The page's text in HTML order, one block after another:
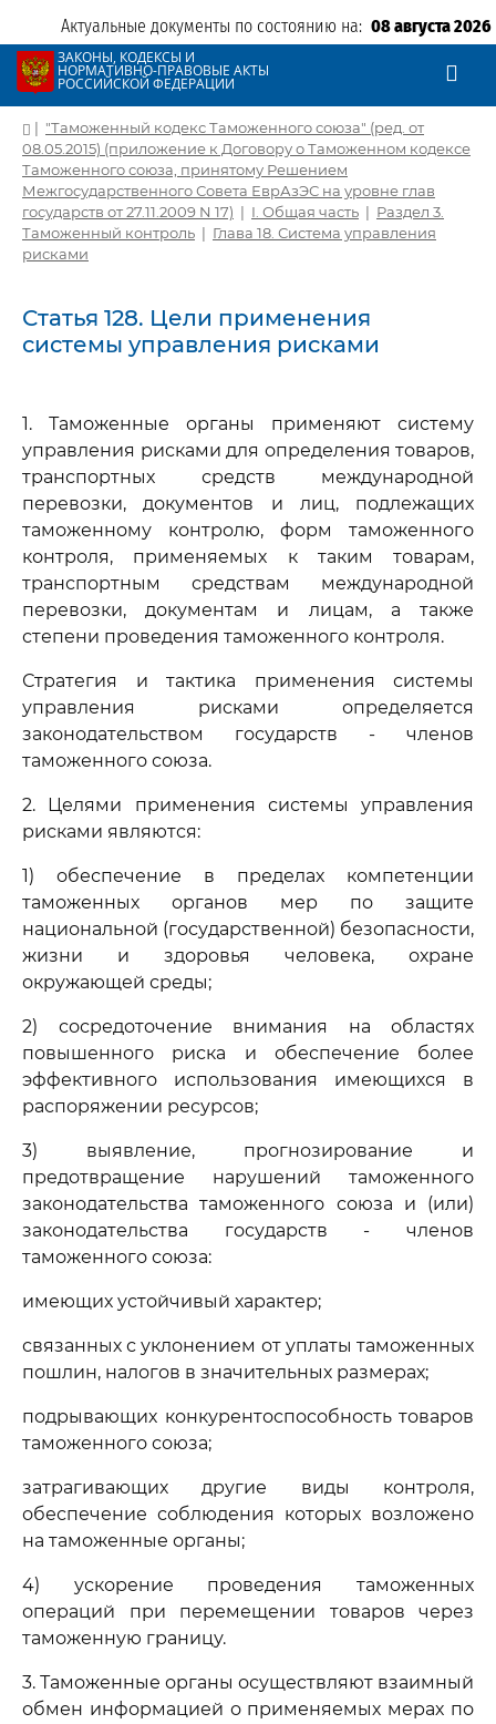
Актуальные документы по состоянию на: 08 августа 2026
ЗАКОНЫ, КОДЕКСЫ И
НОРМАТИВНО-ПРАВОВЫЕ АКТЫ
РОССИЙСКОЙ ФЕДЕРАЦИИ
| "Таможенный кодекс Таможенного союза" (ред. от
08.05.2015) (приложение к Договору о Таможенном кодексе
Таможенного союза, принятому Решением
Межгосударственного Совета ЕврАзЭС на уровне глав
государств от 27.11.2009 N 17) | I. Общая часть | Раздел 3.
Таможенный контроль | Глава 18. Система управления
рисками
Статья 128. Цели применения
системы управления рисками
1. Таможенные органы применяют систему
управления рисками для определения товаров,
транспортных средств международной
перевозки, документов и лиц, подлежащих
таможенному контролю, форм таможенного
контроля, применяемых к таким товарам,
транспортным средствам международной
перевозки, документам и лицам, а также
степени проведения таможенного контроля.
Стратегия и тактика применения системы
управления рисками определяется
законодательством государств - членов
таможенного союза.
2. Целями применения системы управления
рисками являются:
1) обеспечение в пределах компетенции
таможенных органов мер по защите
национальной (государственной) безопасности,
жизни и здоровья человека, охране
окружающей среды;
2) сосредоточение внимания на областях
повышенного риска и обеспечение более
эффективного использования имеющихся в
распоряжении ресурсов;
3) выявление, прогнозирование и
предотвращение нарушений таможенного
законодательства таможенного союза и (или)
законодательства государств - членов
таможенного союза:
имеющих устойчивый характер;
связанных с уклонением от уплаты таможенных
пошлин, налогов в значительных размерах;
подрывающих конкурентоспособность товаров
таможенного союза;
затрагивающих другие виды контроля,
обеспечение соблюдения которых возложено
на таможенные органы;
4) ускорение проведения таможенных
операций при перемещении товаров через
таможенную границу.
3. Таможенные органы осуществляют взаимный
обмен информацией о применяемых мерах по